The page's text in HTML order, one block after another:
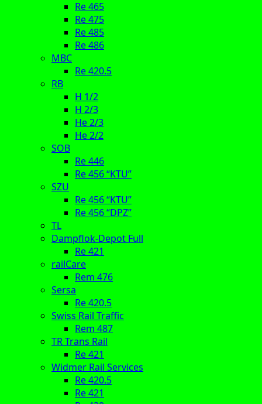
Re 465
Re 475
Re 485
Re 486
MBC
Re 420.5
RB
H 1/2
H 2/3
He 2/3
He 2/2
SOB
Re 446
Re 456 “KTU”
SZU
Re 456 “KTU”
Re 456 “DPZ”
TL
Dampflok-Depot Full
Re 421
railCare
Rem 476
Sersa
Re 420.5
Swiss Rail Traffic
Rem 487
TR Trans Rail
Re 421
Widmer Rail Services
Re 420.5
Re 421